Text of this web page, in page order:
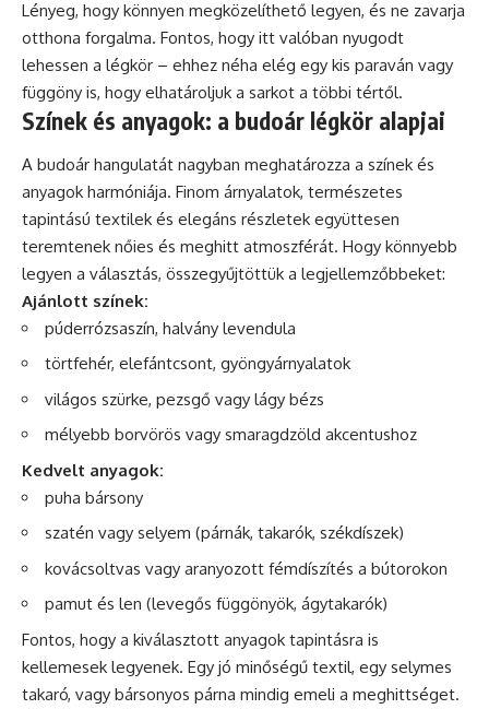
Lényeg, hogy könnyen megközelíthető legyen, és ne zavarja
otthona forgalma. Fontos, hogy itt valóban nyugodt
lehessen a légkör – ehhez néha elég egy kis paraván vagy
függöny is, hogy elhatároljuk a sarkot a többi tértől.
Színek és anyagok: a budoár légkör alapjai
A budoár hangulatát nagyban meghatározza a színek és
anyagok harmóniája. Finom árnyalatok, természetes
tapintású textilek és elegáns részletek együttesen
teremtenek nőies és meghitt atmoszférát. Hogy könnyebb
legyen a választás, összegyűjtöttük a legjellemzőbbeket:
Ajánlott színek:
púderrózsaszín, halvány levendula
törtfehér, elefántcsont, gyöngyárnyalatok
világos szürke, pezsgő vagy lágy bézs
mélyebb borvörös vagy smaragdzöld akcentushoz
Kedvelt anyagok:
puha bársony
szatén vagy selyem (párnák, takarók, székdíszek)
kovácsoltvas vagy aranyozott fémdíszítés a bútorokon
pamut és len (levegős függönyök, ágytakarók)
Fontos, hogy a kiválasztott anyagok tapintásra is
kellemesek legyenek. Egy jó minőségű textil, egy selymes
takaró, vagy bársonyos párna mindig emeli a meghittséget.